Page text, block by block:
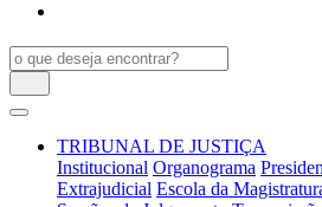
TRIBUNAL DE JUSTIÇA
Institucional Organograma
Extrajudicial Escola da